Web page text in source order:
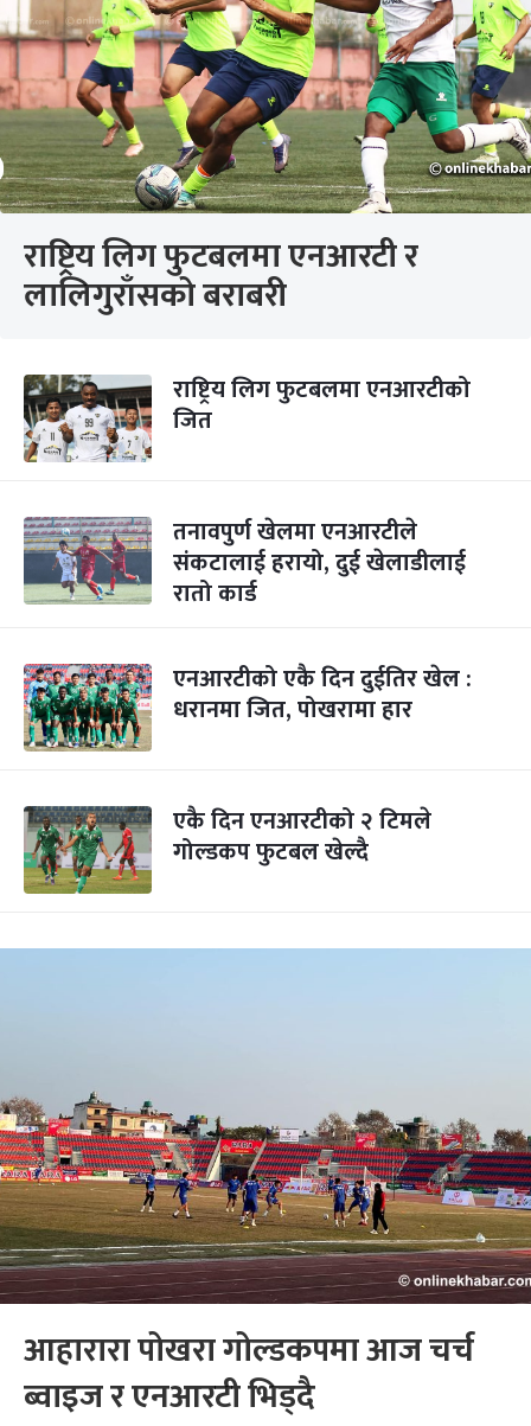
राष्ट्रिय लिग फुटबलमा एनआरटी र
लालिगुराँसको बराबरी
राष्ट्रिय लिग फुटबलमा एनआरटीको
जित
तनावपुर्ण खेलमा एनआरटीले
संकटालाई हरायो, दुई खेलाडीलाई
रातो कार्ड
एनआरटीको एकै दिन दुईतिर खेल :
धरानमा जित, पोखरामा हार
एकै दिन एनआरटीको २ टिमले
गोल्डकप फुटबल खेल्दै
आहारारा पोखरा गोल्डकपमा आज चर्च
ब्वाइज र एनआरटी भिड्दै